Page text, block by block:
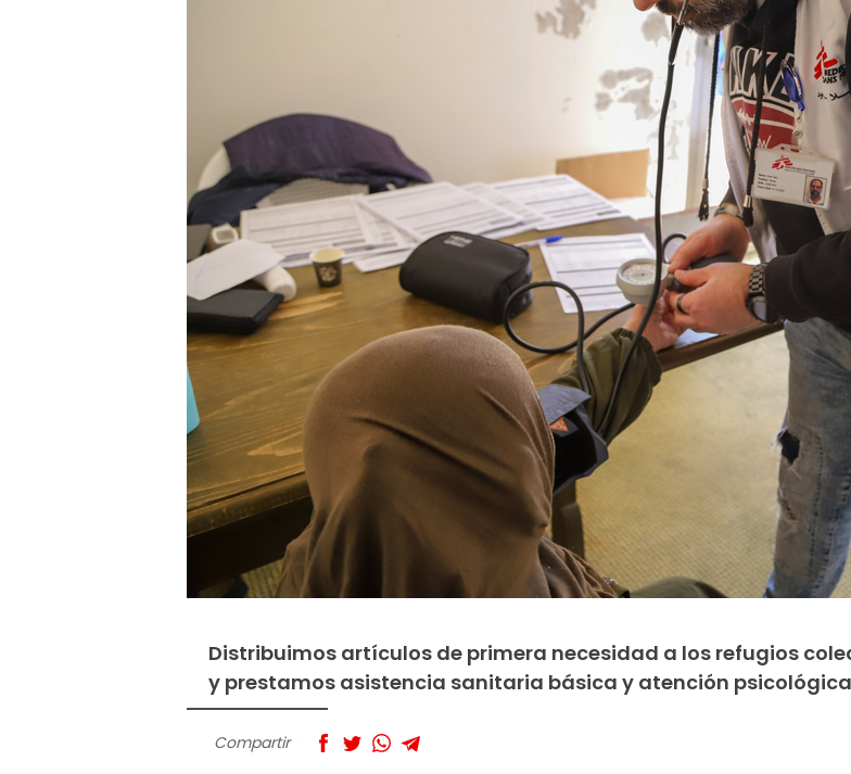
Distribuimos artículos de primera necesidad a los refugios
y​ prestamos asistencia sanitaria básica y atención
Compartir